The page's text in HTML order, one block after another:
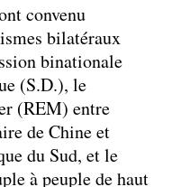
convenu
bilatéraux
binationale
(S.D.), le
(REM) entre
de Chine et
du Sud, et le
à peuple de haut